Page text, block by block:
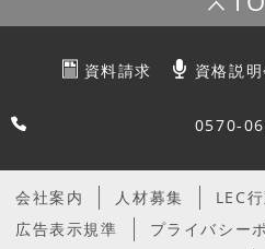
資料請求 資格説明
0570-
会社案内 人材募集 LEC
広告表示規準
プライバシー